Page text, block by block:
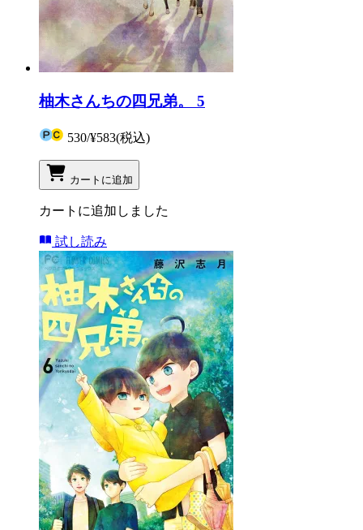
柚木さんちの四兄弟。 5
530/¥583(税込)
カートに追加
カートに追加しました
試し読み